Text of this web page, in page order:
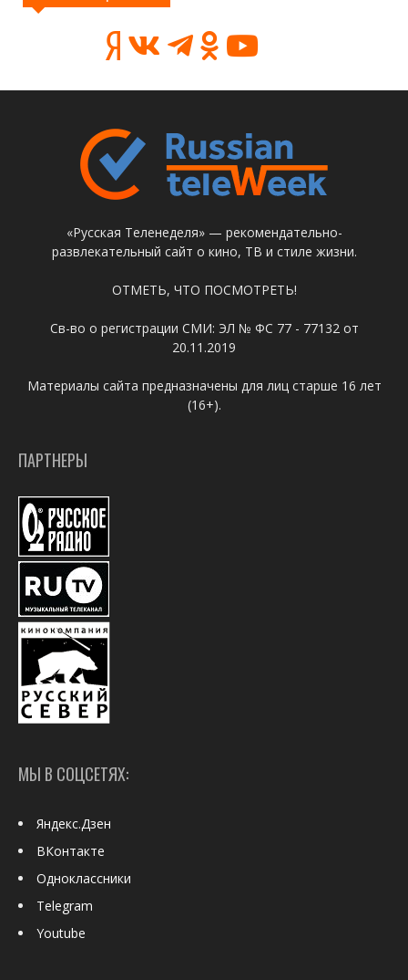
«Русская Теленеделя» — рекомендательно-
развлекательный сайт о кино, ТВ и стиле жизни.
ОТМЕТЬ, ЧТО ПОСМОТРЕТЬ!
Св-во о регистрации СМИ: ЭЛ № ФС 77 - 77132 от
20.11.2019
Материалы сайта предназначены для лиц старше 16 лет
(16+).
ПАРТНЕРЫ
МЫ В СОЦСЕТЯХ:
Яндекс.Дзен
ВКонтакте
Одноклассники
Telegram
Youtube